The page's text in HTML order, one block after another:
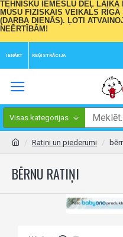
TEHNISKU IEMESLU DĒĻ LAIKA
MŪSU FIZISKAIS VEIKALS
(DARBA DIENĀS). ĻOTI
NEĒRTĪBĀM!
IENĀKT REĢISTRĀCIJA
Visas kategorijas
Ratiņi un piederumi
BĒRNU RATIŅI